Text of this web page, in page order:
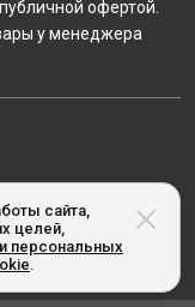
сайта,
целей,
персональных
.
офертой.
у менеджера